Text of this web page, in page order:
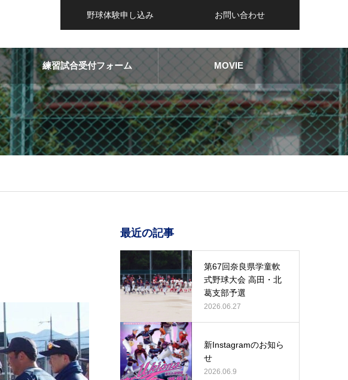
野球体験申し込み お問い合わせ
練習試合受付フォーム MOVIE
最近の記事
第67回奈良県学童軟
式野球大会 高田・北
葛支部予選
2026.06.27
新Instagramのお知ら
せ
2026.06.9